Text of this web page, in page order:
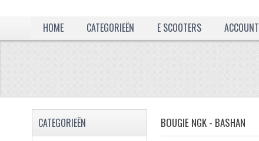
HOME CATEGORIEËN E SCOOTERS ACCOUNT
BOUGIE NGK - BASHAN
CATEGORIEËN